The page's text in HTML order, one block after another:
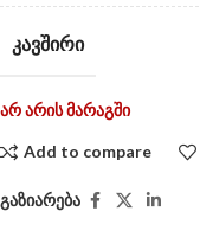
ᲙᲐᲕᲨᲘᲠᲘ
არ არის მარაგში
Add to compare
გაზიარება